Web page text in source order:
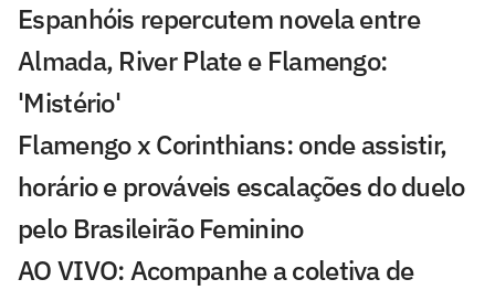
Espanhóis repercutem novela entre
Almada, River Plate e Flamengo:
'Mistério'
Flamengo x Corinthians: onde assistir,
horário e prováveis escalações do duelo
pelo Brasileirão Feminino
AO VIVO: Acompanhe a coletiva de